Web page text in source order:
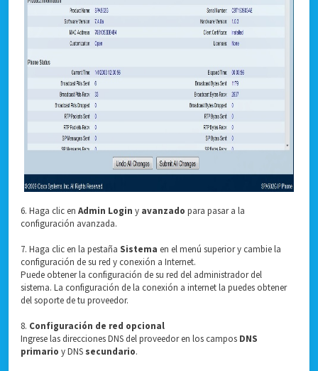
6. Haga clic en Admin Login y avanzado para pasar a la
configuración avanzada.
7. Haga clic en la pestaña Sistema en el menú superior y cambie la
configuración de su red y conexión a Internet.
Puede obtener la configuración de su red del administrador del
sistema. La configuración de la conexión a internet la puedes obtener
del soporte de tu proveedor.
8. Configuración de red opcional
Ingrese las direcciones DNS del proveedor en los campos DNS
primario y DNS secundario.